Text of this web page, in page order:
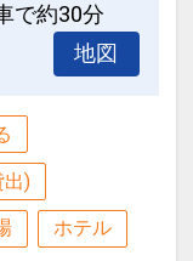
、駐車料
たしま
ントでお受
「ちゅら
００）
合もござ
認くださ
で約30分
地図
出)
ホテル